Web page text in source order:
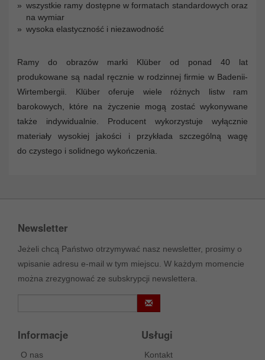
wszystkie ramy dostępne w formatach standardowych oraz
na wymiar
wysoka elastyczność i niezawodność
Ramy do obrazów marki Klüber od ponad 40 lat
produkowane są nadal ręcznie w rodzinnej firmie w Badenii-
Wirtembergii. Klüber oferuje wiele różnych listw ram
barokowych, które na życzenie mogą zostać wykonywane
także indywidualnie. Producent wykorzystuje wyłącznie
materiały wysokiej jakości i przykłada szczególną wagę
do czystego i solidnego wykończenia.
Newsletter
Jeżeli chcą Państwo otrzymywać nasz newsletter, prosimy o
wpisanie adresu e-mail w tym miejscu. W każdym momencie
można zrezygnować ze subskrypcji newslettera.
Informacje
O nas
Usługi
Kontakt